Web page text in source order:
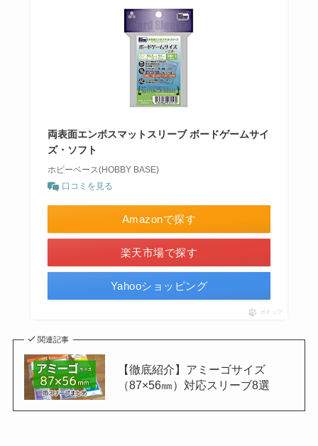
両表面エンボスマットスリーブ ボードゲームサイ
ズ・ソフト
ホビーベース(HOBBY BASE)
口コミを見る
Amazonで探す
楽天市場で探す
Yahooショッピング
ポチップ
関連記事
【徹底紹介】アミーゴサイズ
（87×56㎜）対応スリーブ8選